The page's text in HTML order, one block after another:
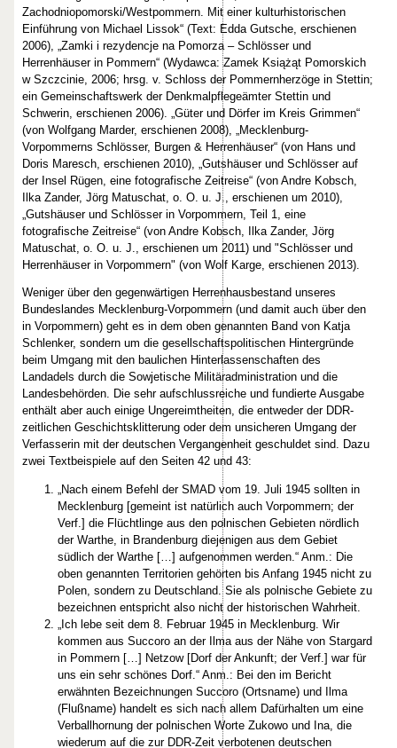
Zachodniopomorski/Westpommern. Mit einer kulturhistorischen
Einführung von Michael Lissok“ (Text: Edda Gutsche, erschienen
2006), „Zamki i rezydencje na Pomorza – Schlösser und
Herrenhäuser in Pommern“ (Wydawca: Zamek Książąt Pomorskich
w Szczcinie, 2006; hrsg. v. Schloss der Pommernherzöge in Stettin;
ein Gemeinschaftswerk der Denkmalpflegeämter Stettin und
Schwerin, erschienen 2006). „Güter und Dörfer im Kreis Grimmen“
(von Wolfgang Marder, erschienen 2008), „Mecklenburg-
Vorpommerns Schlösser, Burgen & Herrenhäuser“ (von Hans und
Doris Maresch, erschienen 2010), „Gutshäuser und Schlösser auf
der Insel Rügen, eine fotografische Zeitreise“ (von Andre Kobsch,
Ilka Zander, Jörg Matuschat, o. O. u. J., erschienen um 2010),
„Gutshäuser und Schlösser in Vorpommern, Teil 1, eine
fotografische Zeitreise“ (von Andre Kobsch, Ilka Zander, Jörg
Matuschat, o. O. u. J., erschienen um 2011) und "Schlösser und
Herrenhäuser in Vorpommern" (von Wolf Karge, erschienen 2013).
Weniger über den gegenwärtigen Herrenhausbestand unseres
Bundeslandes Mecklenburg-Vorpommern (und damit auch über den
in Vorpommern) geht es in dem oben genannten Band von Katja
Schlenker, sondern um die gesellschaftspolitischen Hintergründe
beim Umgang mit den baulichen Hinterlassenschaften des
Landadels durch die Sowjetische Militäradministration und die
Landesbehörden. Die sehr aufschlussreiche und fundierte Ausgabe
enthält aber auch einige Ungereimtheiten, die entweder der DDR-
zeitlichen Geschichtsklitterung oder dem unsicheren Umgang der
Verfasserin mit der deutschen Vergangenheit geschuldet sind. Dazu
zwei Textbeispiele auf den Seiten 42 und 43:
„Nach einem Befehl der SMAD vom 19. Juli 1945 sollten in
Mecklenburg [gemeint ist natürlich auch Vorpommern; der
Verf.] die Flüchtlinge aus den polnischen Gebieten nördlich
der Warthe, in Brandenburg diejenigen aus dem Gebiet
südlich der Warthe […] aufgenommen werden.“ Anm.: Die
oben genannten Territorien gehörten bis Anfang 1945 nicht zu
Polen, sondern zu Deutschland. Sie als polnische Gebiete zu
bezeichnen entspricht also nicht der historischen Wahrheit.
„Ich lebe seit dem 8. Februar 1945 in Mecklenburg. Wir
kommen aus Succoro an der Ilma aus der Nähe von Stargard
in Pommern […] Netzow [Dorf der Ankunft; der Verf.] war für
uns ein sehr schönes Dorf.“ Anm.: Bei den im Bericht
erwähnten Bezeichnungen Succoro (Ortsname) und Ilma
(Flußname) handelt es sich nach allem Dafürhalten um eine
Verballhornung der polnischen Worte Zukowo und Ina, die
wiederum auf die zur DDR-Zeit verbotenen deutschen